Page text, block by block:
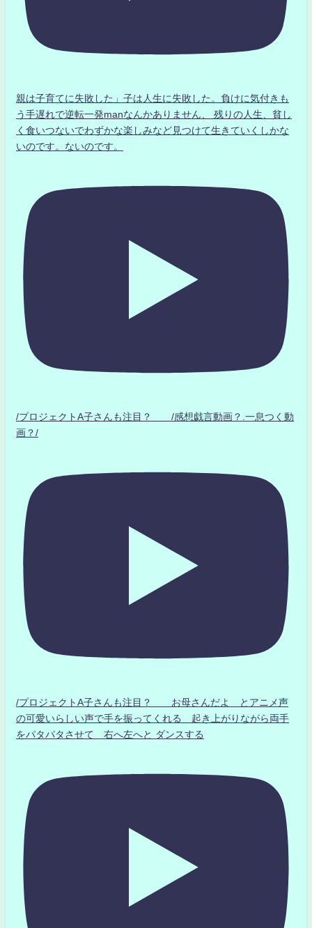
親は子育てに失敗した」子は人生に失敗した。負けに気付きも
う手遅れで逆転一発manなんかありません、 残りの人生、貧し
く食いつないでわずかな楽しみなど見つけて生きていくしかな
いのです。ないのです。
/プロジェクトA子さんも注目？ /感想戯言動画？.一息つく動
画？/
/プロジェクトA子さんも注目？ お母さんだよ とアニメ声
の可愛いらしい声で手を振ってくれる 起き上がりながら両手
をパタパタさせて 右へ左へと ダンスする